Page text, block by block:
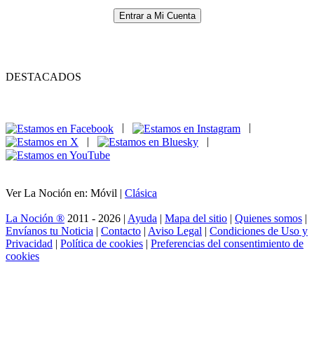
Entrar a Mi Cuenta
DESTACADOS
|
|
Ver La Noción en: Móvil | Clásica
La Noción ® 2011 - 2026 | Ayuda | Mapa del sitio | Quienes somos |
Envíanos tu Noticia | Contacto | Aviso Legal | Condiciones de Uso y
Privacidad | Política de cookies | Preferencias del consentimiento de
cookies